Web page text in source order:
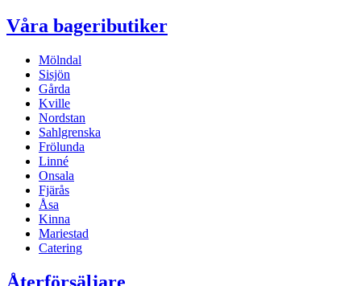
Våra bageributiker
Mölndal
Sisjön
Gårda
Kville
Nordstan
Sahlgrenska
Frölunda
Linné
Onsala
Fjärås
Åsa
Kinna
Mariestad
Catering